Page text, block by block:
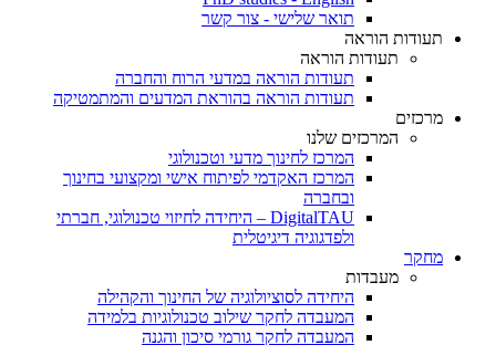
תואר שלישי - צור קשר
תעודות הוראה
תעודות הוראה
תעודות הוראה במדעי הרוח והחברה
תעודות הוראה בהוראת המדעים והמתמטיקה
מרכזים
המרכזים שלנו
המרכז לחינוך מדעי וטכנולוגי
המרכז האקדמי לפיתוח אישי ומקצועי בחינוך
ובחברה
DigitalTAU – היחידה לחיזוי טכנולוגי, חברתי
ולפדגוגיה דיגיטלית
מחקר
מעבדות
היחידה לסוציולוגיה של החינוך והקהילה
המעבדה לחקר שילוב טכנולוגיות בלמידה
המעבדה לחקר גורמי סיכון והגנה